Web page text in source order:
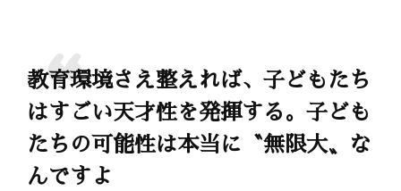
教育環境さえ整えれば、子どもたち
はすごい天才性を発揮する。子ども
たちの可能性は本当に〝無限大〟な
んですよ